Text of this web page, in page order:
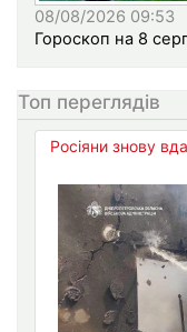
08/08/2026 09:53
Гороскоп на 8
Топ переглядів
Росіяни знову